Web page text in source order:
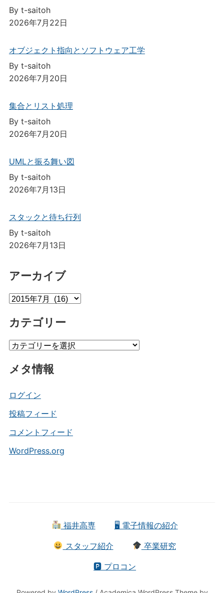
By t-saitoh
2026年7月22日
オブジェクト指向とソフトウェア工学
By t-saitoh
2026年7月20日
集合とリスト処理
By t-saitoh
2026年7月20日
UMLと振る舞い図
By t-saitoh
2026年7月13日
スタックと待ち行列
By t-saitoh
2026年7月13日
アーカイブ
ア
カ
ブ
カテゴリー
カ
ゴ
ー
メタ情報
ログイン
投稿フィード
コメントフィード
WordPress.org
福井高専 🖥 電子情報の紹介
スタッフ紹介 卒業研究
🅿 プロコン